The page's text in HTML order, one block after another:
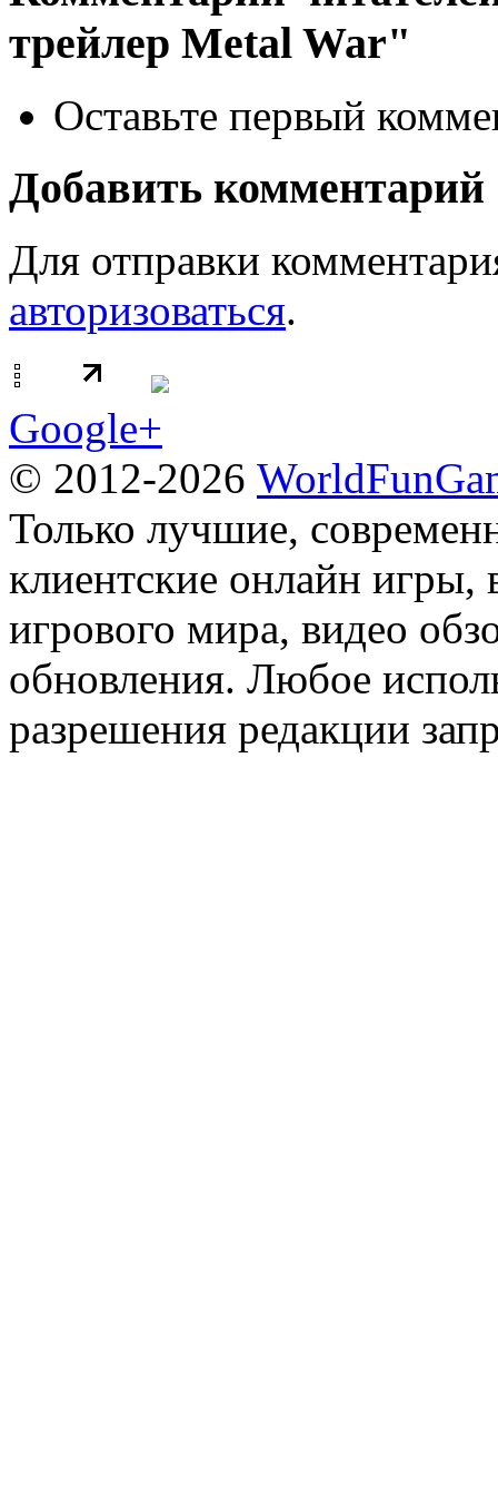
трейлер Metal War"
Оставьте первый
Добавить комментарий
Для отправки
авторизоваться.
Google+
© 2012-2026
Только лучшие,
клиентские онлайн игры,
игрового мира, видео
обновления. Любое
разрешения редакции